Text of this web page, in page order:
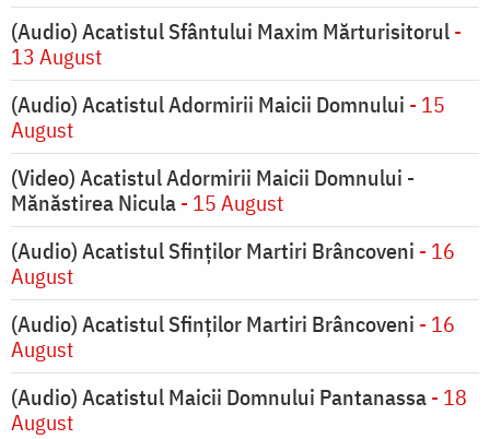
(Audio) Acatistul Sfântului Maxim Mărturisitorul-
13 August
(Audio) Acatistul Adormirii Maicii Domnului - 15
August
(Video) Acatistul Adormirii Maicii Domnului -
Mănăstirea Nicula- 15 August
(Audio) Acatistul Sfinților Martiri Brâncoveni - 16
August
(Audio) Acatistul Sfinților Martiri Brâncoveni - 16
August
(Audio) Acatistul Maicii Domnului Pantanassa- 18
August